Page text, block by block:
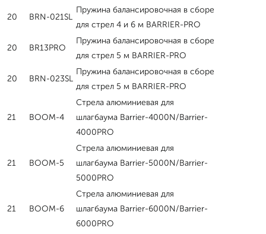
20 BRN-021SL
Пружина балансировочная в сборе
для стрел 4 и 6 м BARRIER-PRO
20 BR13PRO
Пружина балансировочная в сборе
для стрел 5 м BARRIER-PRO
20 BRN-023SL
Пружина балансировочная в сборе
для стрел 5 м BARRIER-PRO
21 BOOM-4
Стрела алюминиевая для
шлагбаума Barrier-4000N/Barrier-
4000PRO
21 BOOM-5
Стрела алюминиевая для
шлагбаума Barrier-5000N/Barrier-
5000PRO
21 BOOM-6
Стрела алюминиевая для
шлагбаума Barrier-6000N/Barrier-
6000PRO